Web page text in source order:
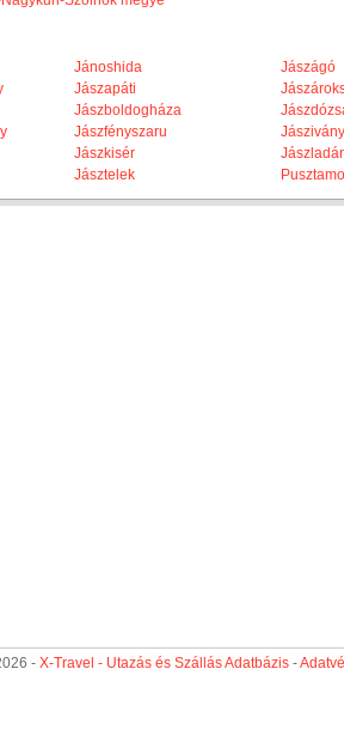
Jánoshida
Jászágó
Jászapáti
Jászboldogháza
Jászfényszaru
Jászivány
Jászkisér
Jásztelek
- X-Travel - Utazás és Szállás Adatbázis-